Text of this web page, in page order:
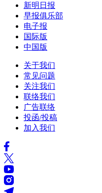
新明日报
早报俱乐部
电子报
国际版
中国版
关于我们
常见问题
关注我们
联络我们
广告联络
投函/投稿
加入我们